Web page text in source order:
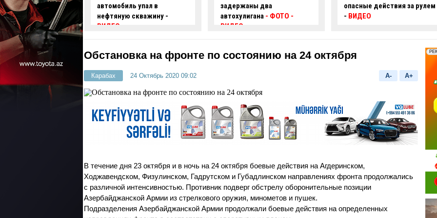
упал в
скважину -
задержаны два
автохулигана- ФОТО -
ВИДЕО
опасные действия за рулем
-ВИДЕО
произошло смертельное
ДТП:есть погибший и
Обстановка на фронте по состоянию на 24 октября
Карабах 24 Октябрь 2020 09:02 A- A+
В течение дня 23 октября и в ночь на 24 октября боевые действия на Агдеринском,
Ходжавендском, Физулинском, Гадрутском и Губадлинском направлениях фронта продолжались
с различной интенсивностью. Противник подверг обстрелу оборонительные позиции
Азербайджанской Армии из стрелкового оружия, минометов и пушек.
Подразделения Азербайджанской Армии продолжали боевые действия на определенных